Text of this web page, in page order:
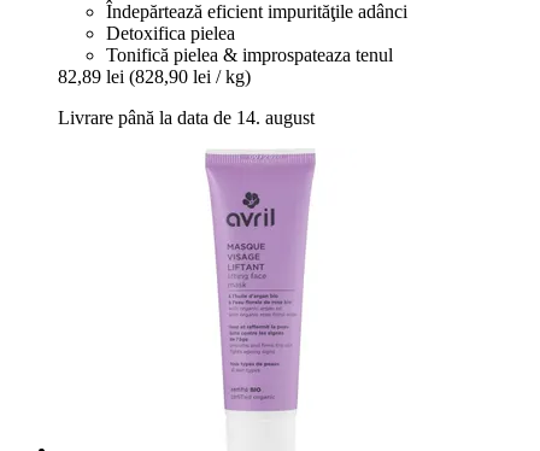
Îndepărtează eficient impurităţile adânci
Detoxifica pielea
Tonifică pielea & improspateaza tenul
82,89 lei (828,90 lei / kg)
Livrare până la data de 14. august